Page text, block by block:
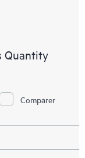
Quantity
Comparer